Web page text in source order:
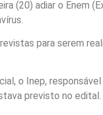
(20) adiar o Enem
para serem
o Inep,
previsto no edital.